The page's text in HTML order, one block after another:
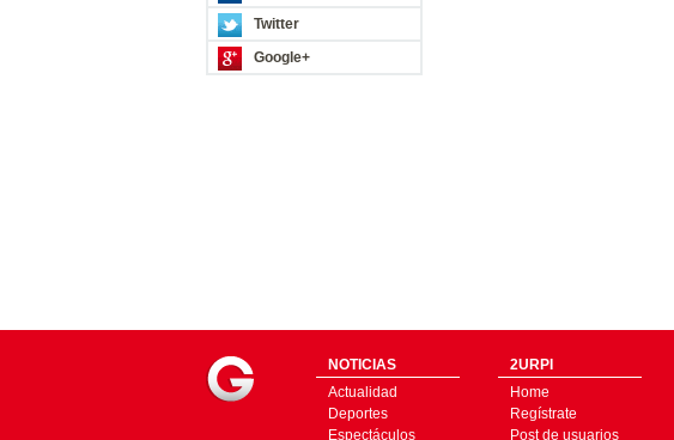
Twitter
Google+
NOTICIAS
Actualidad
Deportes
Espectáculos
2URPI
Home
Regístrate
Post de usuarios